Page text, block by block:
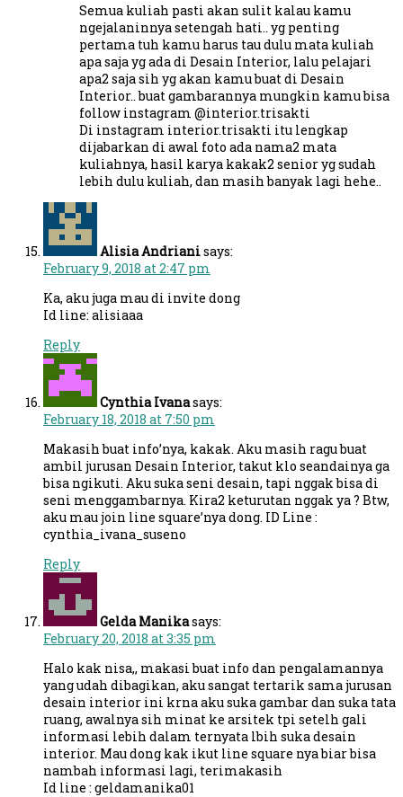
Semua kuliah pasti akan sulit kalau kamu
ngejalaninnya setengah hati.. yg penting
pertama tuh kamu harus tau dulu mata kuliah
apa saja yg ada di Desain Interior, lalu pelajari
apa2 saja sih yg akan kamu buat di Desain
Interior.. buat gambarannya mungkin kamu bisa
follow instagram @interior.trisakti
Di instagram interior.trisakti itu lengkap
dijabarkan di awal foto ada nama2 mata
kuliahnya, hasil karya kakak2 senior yg sudah
lebih dulu kuliah, dan masih banyak lagi hehe..
Alisia Andrianisays:
February 9, 2018 at 2:47 pm
Ka, aku juga mau di invite dong
Id line: alisiaaa
Reply
Cynthia Ivanasays:
February 18, 2018 at 7:50 pm
Makasih buat info’nya, kakak. Aku masih ragu buat
ambil jurusan Desain Interior, takut klo seandainya ga
bisa ngikuti. Aku suka seni desain, tapi nggak bisa di
seni menggambarnya. Kira2 keturutan nggak ya ? Btw,
aku mau join line square’nya dong. ID Line :
cynthia_ivana_suseno
Reply
Gelda Manikasays:
February 20, 2018 at 3:35 pm
Halo kak nisa,, makasi buat info dan pengalamannya
yang udah dibagikan, aku sangat tertarik sama jurusan
desain interior ini krna aku suka gambar dan suka tata
ruang, awalnya sih minat ke arsitek tpi setelh gali
informasi lebih dalam ternyata lbih suka desain
interior. Mau dong kak ikut line square nya biar bisa
nambah informasi lagi, terimakasih
Id line : geldamanika01